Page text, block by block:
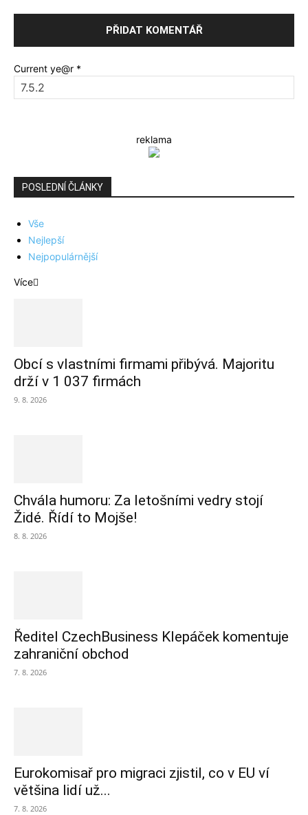
Current ye@r *
reklama
POSLEDNÍ ČLÁNKY
Vše
Nejlepší
Nejpopulárnější
Více
Obcí s vlastními firmami přibývá. Majoritu
drží v 1 037 firmách
9. 8. 2026
Chvála humoru: Za letošními vedry stojí
Židé. Řídí to Mojše!
8. 8. 2026
Ředitel CzechBusiness Klepáček komentuje
zahraniční obchod
7. 8. 2026
Eurokomisař pro migraci zjistil, co v EU ví
většina lidí už...
7. 8. 2026